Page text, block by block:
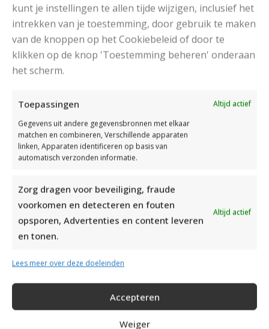
kunt je instellingen te allen tijde wijzigen, inclusief het
intrekken van je toestemming, door gebruik te maken
van de knoppen op het Cookiebeleid of door te
klikken op de knop 'Toestemming beheren' onderaan
het scherm.
Toepassingen
Altijd actief
Gegevens uit andere gegevensbronnen met elkaar
matchen en combineren, Verschillende apparaten
linken, Apparaten identificeren op basis van
automatisch verzonden informatie.
Zorg dragen voor beveiliging, fraude
voorkomen en detecteren en fouten
opsporen, Advertenties en content leveren
en tonen.
Altijd actief
Lees meer over deze doeleinden
Accepteren
Weiger
DAMESJAS BREIEN VAN HEERLIJK ZACHT GAREN